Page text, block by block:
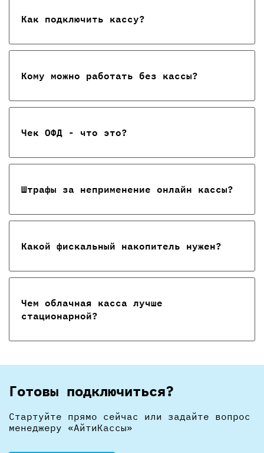
Как подключить кассу?
Кому можно работать без кассы?
Чек ОФД - что это?
Штрафы за неприменение онлайн кассы?
Какой фискальный накопитель нужен?
Чем облачная касса лучше
стационарной?
Готовы подключиться?
Стартуйте прямо сейчас или задайте вопрос
менеджеру «АйтиКассы»